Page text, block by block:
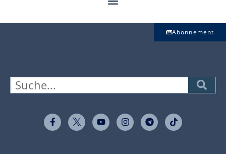
Abonnement